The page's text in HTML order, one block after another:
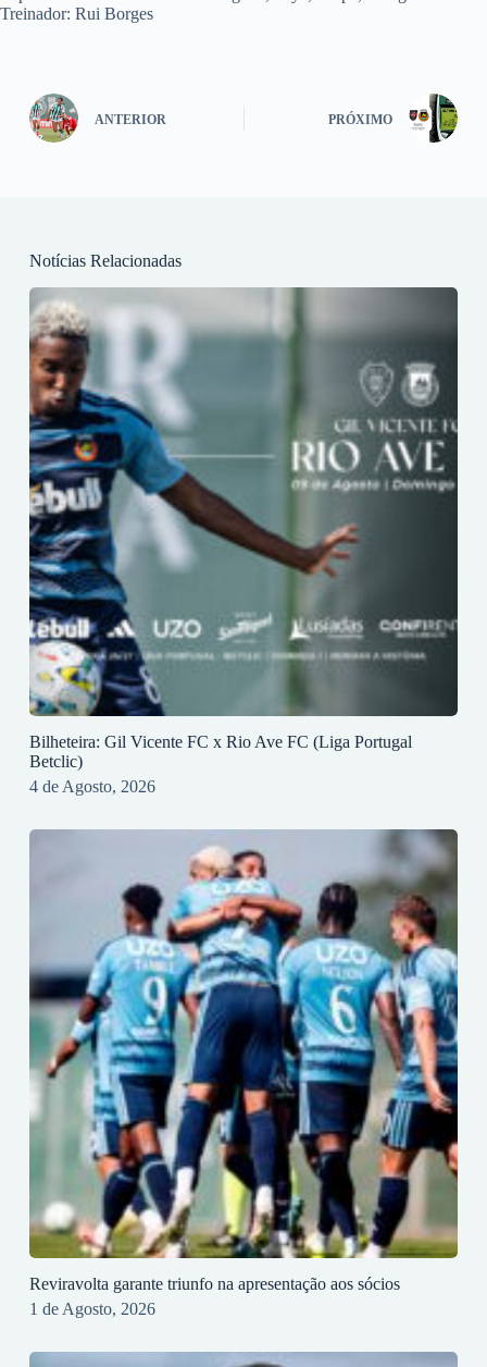
Treinador: Rui Borges
ANTERIOR PRÓXIMO
Notícias Relacionadas
Bilheteira: Gil Vicente FC x Rio Ave FC (Liga Portugal
Betclic)
4 de Agosto, 2026
Reviravolta garante triunfo na apresentação aos sócios
1 de Agosto, 2026